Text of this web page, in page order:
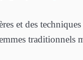
et des
traditionnels